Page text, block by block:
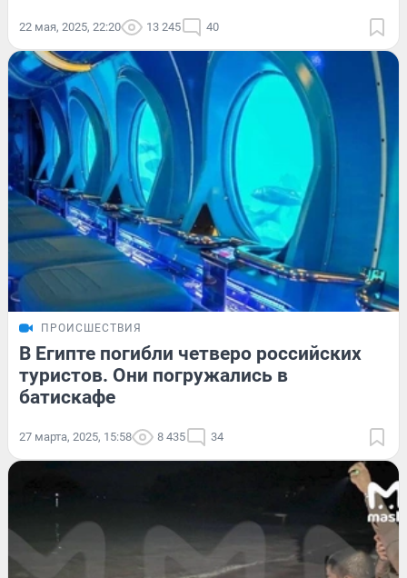
22 мая, 2025, 22:20 13 245 40
ПРОИСШЕСТВИЯ
В Египте погибли четверо российских
туристов. Они погружались в
батискафе
27 марта, 2025, 15:58 8 435 34